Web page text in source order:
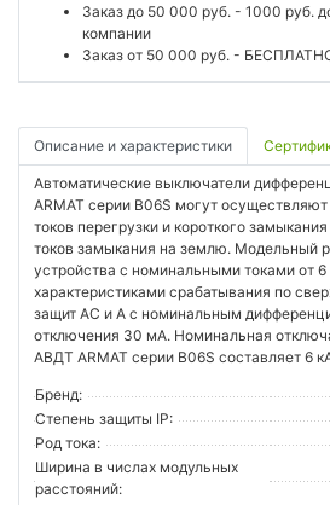
Заказ до 50 000 руб. - 1000 руб.
компании
Заказ от 50 000 руб. -
Описание и характеристики
Автоматические выключатели
ARMAT серии B06S могут
токов перегрузки и короткого
токов замыкания на землю. Модельный
устройства с номинальными токами от
характеристиками срабатывания по
защит AC и A с номинальным
отключения 30 мА. Номинальная
АВДТ ARMAT серии B06S составляет 6
Бренд:
Степень защиты IP:
Род тока:
Ширина в числах модульных
расстояний: